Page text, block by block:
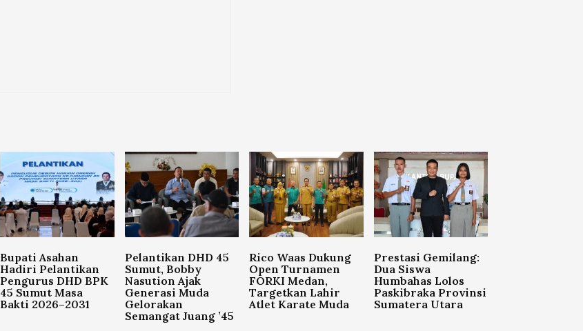
Bupati Asahan
Hadiri Pelantikan
Pengurus DHD BPK
45 Sumut Masa
Bakti 2026–2031
Pelantikan DHD 45
Sumut, Bobby
Nasution Ajak
Generasi Muda
Gelorakan
Semangat Juang ’45
Rico Waas Dukung
Open Turnamen
FORKI Medan,
Targetkan Lahir
Atlet Karate Muda
Prestasi Gemilang:
Dua Siswa
Humbahas Lolos
Paskibraka Provinsi
Sumatera Utara